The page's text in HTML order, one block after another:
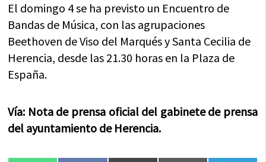
El domingo 4 se ha previsto un Encuentro de
Bandas de Música, con las agrupaciones
Beethoven de Viso del Marqués y Santa Cecilia de
Herencia, desde las 21.30 horas en la Plaza de
España.
Vía: Nota de prensa oficial del gabinete de prensa
del ayuntamiento de Herencia.